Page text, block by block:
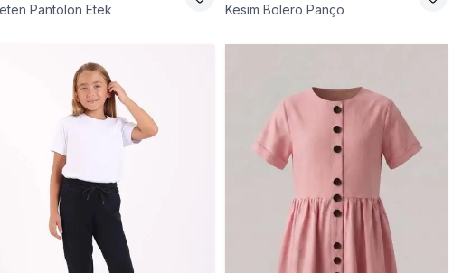
Pantolon Etek
Kesim Bolero Panço